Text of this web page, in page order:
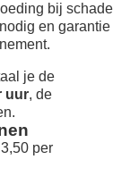
bij schade
en garantie
je de
uur, de
per